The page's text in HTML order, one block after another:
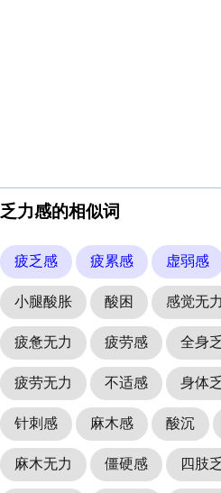
乏力感的相似词
疲乏感 疲累感 虚弱感
小腿酸胀 酸困 感觉无力
疲惫无力 疲劳感 全身
疲劳无力 不适感 身体
针刺感 麻木感 酸沉
麻木无力 僵硬感 四肢